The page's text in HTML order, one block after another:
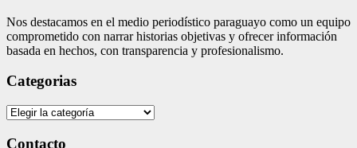
Nos destacamos en el medio periodístico paraguayo como un equipo
comprometido con narrar historias objetivas y ofrecer información
basada en hechos, con transparencia y profesionalismo.
Categorias
Categorias
Contacto